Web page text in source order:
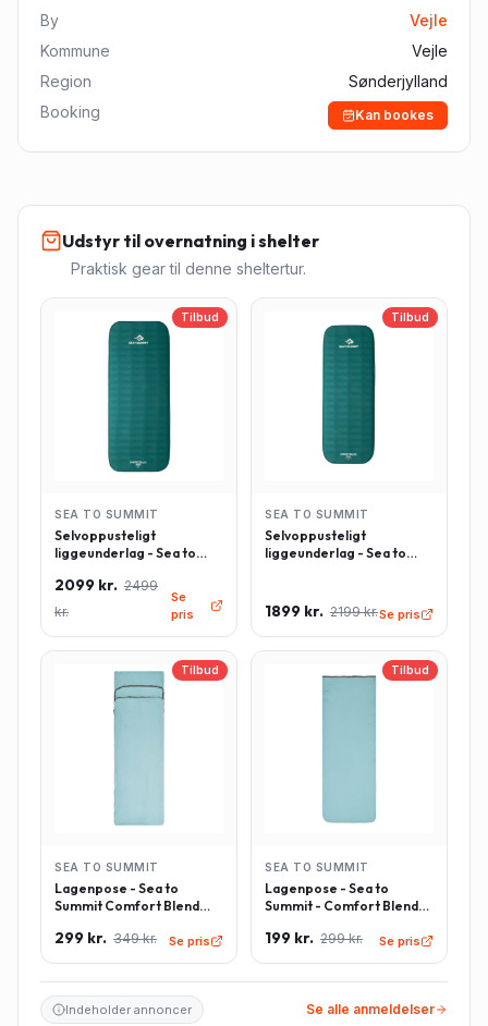
By
Vejle
Kommune
Vejle
Region
Sønderjylland
Booking
Kan bookes
Udstyr til overnatning i shelter
Praktisk gear til denne sheltertur.
Tilbud
SEA TO SUMMIT
Selvoppusteligt
liggeunderlag - Sea to
Rektangulær - Large -
Grøn
2099 kr. 2499
kr.
Se
pris
Tilbud
SEA TO SUMMIT
Selvoppusteligt
liggeunderlag - Sea to
Grøn
1899 kr. 2199 kr.Se pris
Tilbud
SEA TO SUMMIT
Lagenpose - Sea to
Summit Comfort Blend
pudeindlæg -
299 kr. 349 kr. Se pris
Tilbud
SEA TO SUMMIT
Lagenpose - Sea to
Summit - Comfort Blend
Rektangulær - Lyseblå
199 kr. 299 kr. Se pris
Indeholder annoncer Se alle anmeldelser